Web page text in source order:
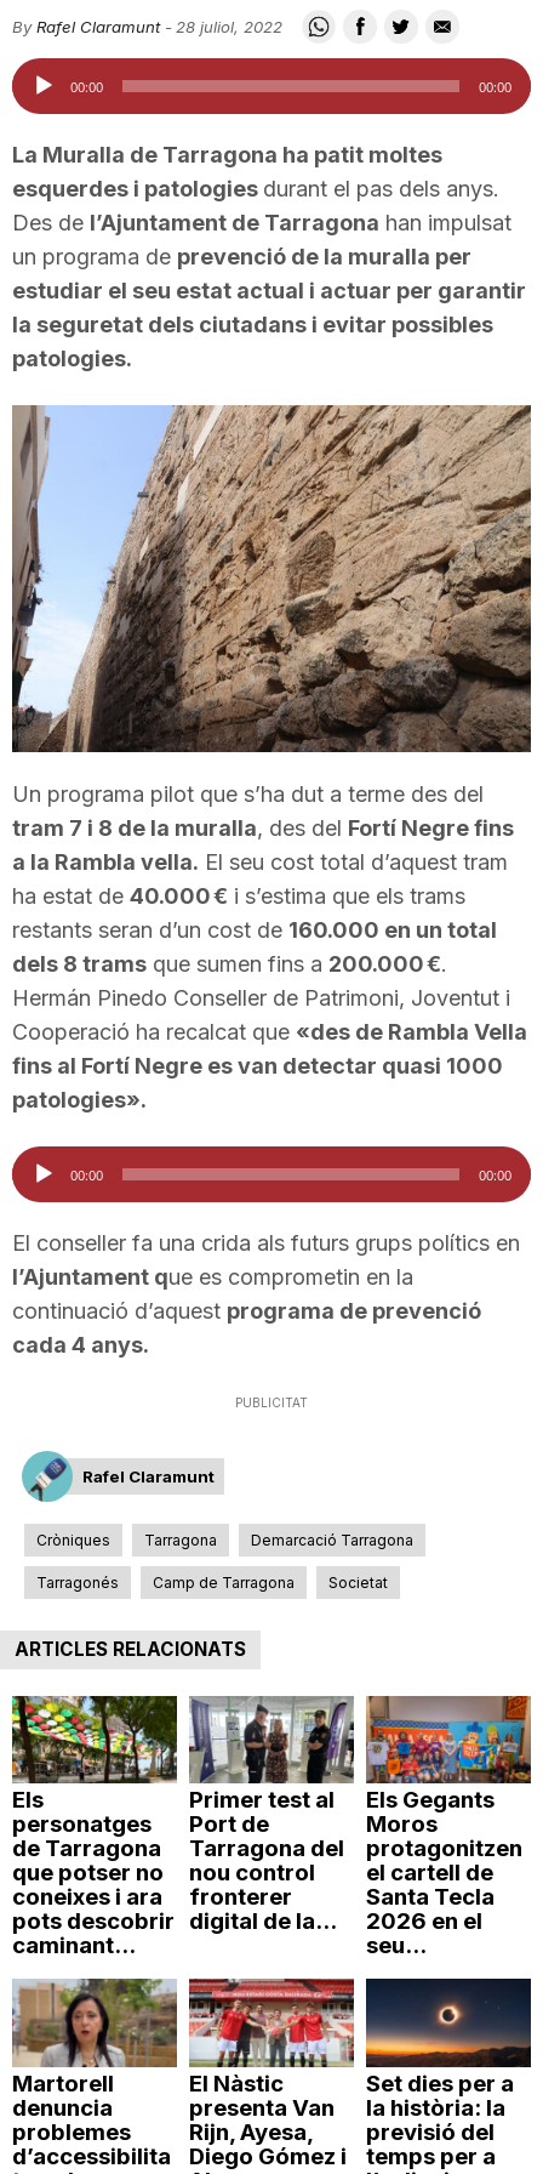
i
t
a
t
d
T
r
r
g
o
n
By Rafel Claramunt- 28 juliol, 2022
Reproductor
d'àudio
00:00 00:00
La Muralla de Tarragona ha patit moltes
esquerdes i patologies durant el pas dels anys.
Des de l’Ajuntament de Tarragona han impulsat
un programa de prevenció de la muralla per
estudiar el seu estat actual i actuar per garantir
la seguretat dels ciutadans i evitar possibles
patologies.
Un programa pilot que s’ha dut a terme des del
tram 7 i 8 de la muralla, des del Fortí Negre fins
a la Rambla vella. El seu cost total d’aquest tram
ha estat de 40.000 € i s’estima que els trams
restants seran d’un cost de 160.000 en un total
dels 8 trams que sumen fins a 200.000 €.
Hermán Pinedo Conseller de Patrimoni, Joventut i
Cooperació ha recalcat que «des de Rambla Vella
fins al Fortí Negre es van detectar quasi 1000
patologies».
Reproductor
d'àudio
00:00 00:00
El conseller fa una crida als futurs grups polítics en
l’Ajuntament que es comprometin en la
continuació d’aquest programa de prevenció
cada 4 anys.
PUBLICITAT
Rafel Claramunt
Cròniques Tarragona Demarcació Tarragona
Tarragonés Camp de Tarragona Societat
ARTICLES RELACIONATS
Els
personatges
de Tarragona
que potser no
coneixes i ara
pots descobrir
caminant...
Primer test al
Port de
Tarragona del
nou control
fronterer
digital de la...
Els Gegants
Moros
protagonitzen
el cartell de
Santa Tecla
2026 en el
seu...
Martorell
denuncia
problemes
d’accessibilita
El Nàstic
presenta Van
Rijn, Ayesa,
Diego Gómez i
Set dies per a
la història: la
previsió del
temps per a